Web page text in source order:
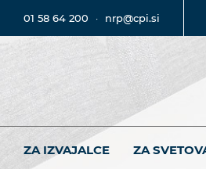
01 58 64 200 · nrp@cpi.si
ZA IZVAJALCE ZA